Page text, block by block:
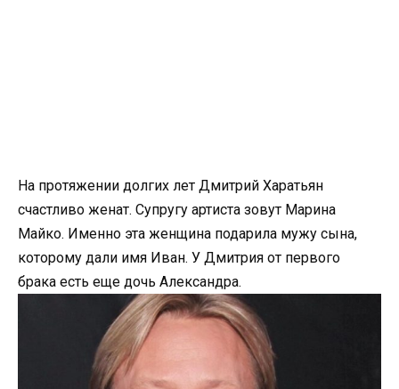
На протяжении долгих лет Дмитрий Харатьян
счастливо женат. Супругу артиста зовут Марина
Майко. Именно эта женщина подарила мужу сына,
которому дали имя Иван. У Дмитрия от первого
брака есть еще дочь Александра.